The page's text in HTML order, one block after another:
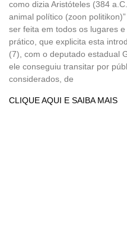
como dizia Aristóteles (384
animal político (zoon
ser feita em todos os lugares
prático, que explicita esta
(7), com o deputado estadual
ele conseguiu transitar por
considerados, de
CLIQUE AQUI E SAIBA MAIS